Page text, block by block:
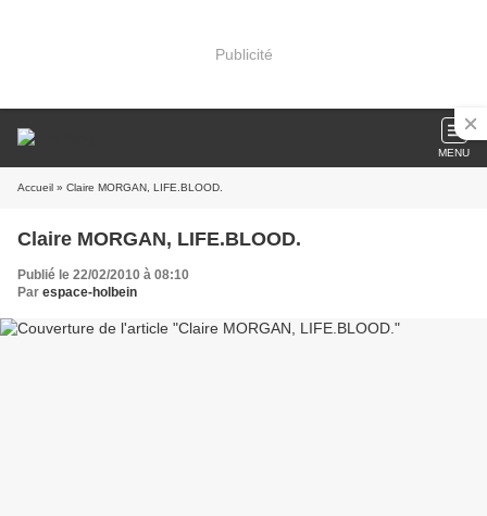
Publicité
MENU
Accueil » Claire MORGAN, LIFE.BLOOD.
Claire MORGAN, LIFE.BLOOD.
Publié le 22/02/2010 à 08:10
Par espace-holbein